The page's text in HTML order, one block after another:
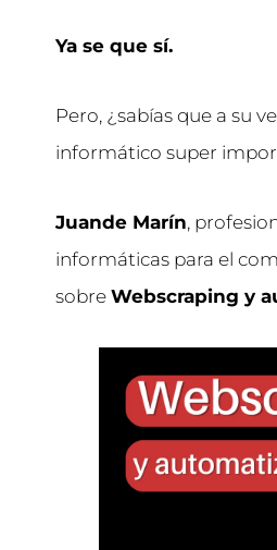
Ya se que sí.
Pero, ¿sabías que a su
informático super
Juande Marín,
informáticas para el
sobre Webscraping y